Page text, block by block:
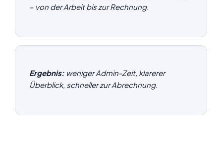
– von der Arbeit bis zur Rechnung.
Ergebnis: weniger Admin-Zeit, klarerer
Überblick, schneller zur Abrechnung.